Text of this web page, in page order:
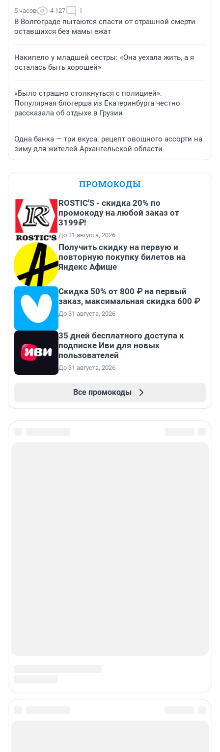
5 часов 4 127 1
В Волгограде пытаются спасти от страшной смерти
оставшихся без мамы ежат
Накипело у младшей сестры: «Она уехала жить, а я
осталась быть хорошей»
«Было страшно столкнуться с полицией».
Популярная блогерша из Екатеринбурга честно
рассказала об отдыхе в Грузии
Одна банка — три вкуса: рецепт овощного ассорти на
зиму для жителей Архангельской области
ПРОМОКОДЫ
ROSTIC'S - скидка 20% по
промокоду на любой заказ от
3199₽!
До 31 августа, 2026
Получить скидку на первую и
повторную покупку билетов на
Яндекс Афише
Скидка 50% от 800 ₽ на первый
заказ, максимальная скидка 600 ₽
До 31 августа, 2026
35 дней бесплатного доступа к
подписке Иви для новых
пользователей
До 31 августа, 2026
Все промокоды